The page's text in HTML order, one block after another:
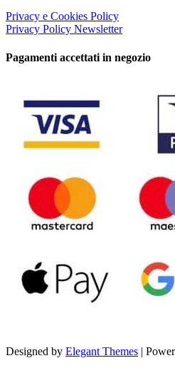
Privacy e Cookies Policy
Privacy Policy Newsletter
Pagamenti accettati in negozio
Designed by Elegant Themes |